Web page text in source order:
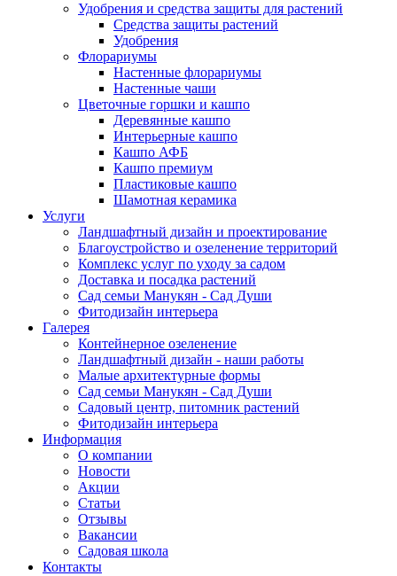
Удобрения и средства защиты для растений
Средства защиты растений
Удобрения
Флорариумы
Настенные флорариумы
Настенные чаши
Цветочные горшки и кашпо
Деревянные кашпо
Интерьерные кашпо
Кашпо АФБ
Кашпо премиум
Пластиковые кашпо
Шамотная керамика
Услуги
Ландшафтный дизайн и проектирование
Благоустройство и озеленение территорий
Комплекс услуг по уходу за садом
Доставка и посадка растений
Сад семьи Манукян - Сад Души
Фитодизайн интерьера
Галерея
Контейнерное озеленение
Ландшафтный дизайн - наши работы
Малые архитектурные формы
Сад семьи Манукян - Сад Души
Садовый центр, питомник растений
Фитодизайн интерьера
Информация
О компании
Новости
Акции
Статьи
Отзывы
Вакансии
Садовая школа
Контакты